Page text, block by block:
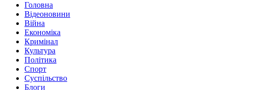
Головна
Відеоновини
Війна
Економіка
Кримінал
Культура
Політика
Спорт
Суспільство
Блоги